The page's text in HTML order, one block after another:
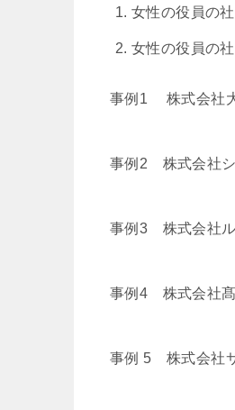
女性の役員の
女性の役員の
事例1 株式会社
事例2 株式会社
事例3 株式会社ル
事例4 株式会社
事例 5 株式会社